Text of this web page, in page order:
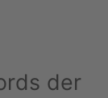
der